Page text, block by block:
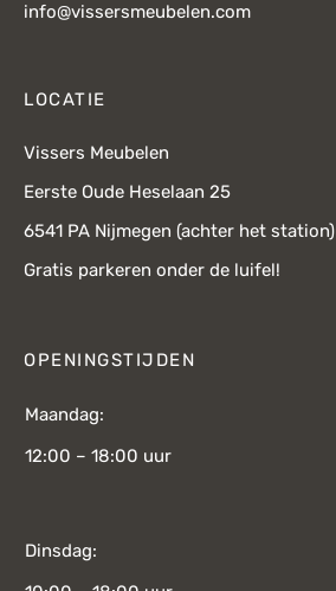
info@vissersmeubelen.com
LOCATIE
Vissers Meubelen
Eerste Oude Heselaan 25
6541 PA Nijmegen (achter het station)
Gratis parkeren onder de luifel!
OPENINGSTIJDEN
Maandag:
12:00 – 18:00 uur
Dinsdag: